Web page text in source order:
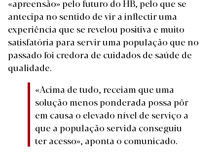
«apreensão» pelo futuro do HB, pelo que se
antecipa no sentido de vir a inflectir uma
experiência que se revelou positiva e muito
satisfatória para servir uma população que no
passado foi credora de cuidados de saúde de
qualidade.
«Acima de tudo, receiam que uma
solução menos ponderada possa pôr
em causa o elevado nível de serviço a
que a população servida conseguiu
ter acesso», aponta o comunicado.